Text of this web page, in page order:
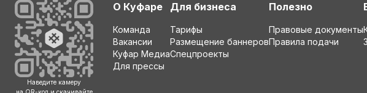
Наведите камеру
О Куфаре
Команда
Вакансии
Куфар Медиа
Для прессы
Для бизнеса
Тарифы
Размещение баннеров
Спецпроекты
Полезно
Правовые документы
Правила подачи